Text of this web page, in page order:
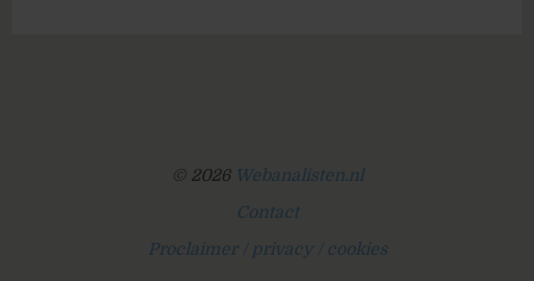
© 2026 Webanalisten.nl
Contact
Proclaimer / privacy / cookies